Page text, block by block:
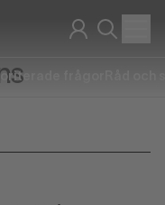
frågor